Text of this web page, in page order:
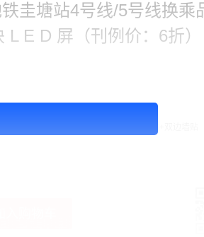
圭塘站4号线/5号线换乘
E D 屏（刊例价：6折）